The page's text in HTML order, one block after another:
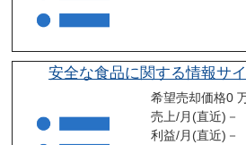
安全な食品に関する情報サ
希望売却価格0
売上/月(直近) －
利益/月(直近) －